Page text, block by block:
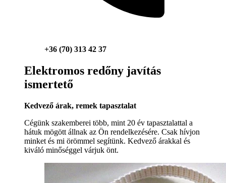
+36 (70) 313 42 37
Elektromos redőny javítás
ismertető
Kedvező árak, remek tapasztalat
Cégünk szakemberei több, mint 20 év tapasztalattal a
hátuk mögött állnak az Ön rendelkezésére. Csak hívjon
minket és mi örömmel segítünk. Kedvező árakkal és
kiváló minőséggel várjuk önt.